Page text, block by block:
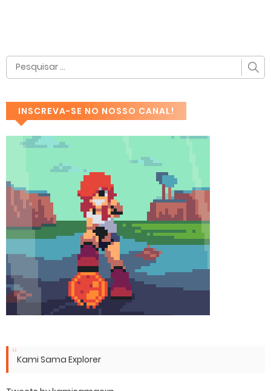
INSCREVA-SE NO NOSSO CANAL!
Kami Sama Explorer